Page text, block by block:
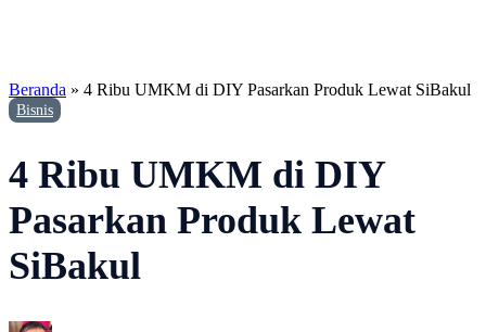
Beranda » 4 Ribu UMKM di DIY Pasarkan Produk Lewat SiBakul
Bisnis
4 Ribu UMKM di DIY
Pasarkan Produk Lewat
SiBakul